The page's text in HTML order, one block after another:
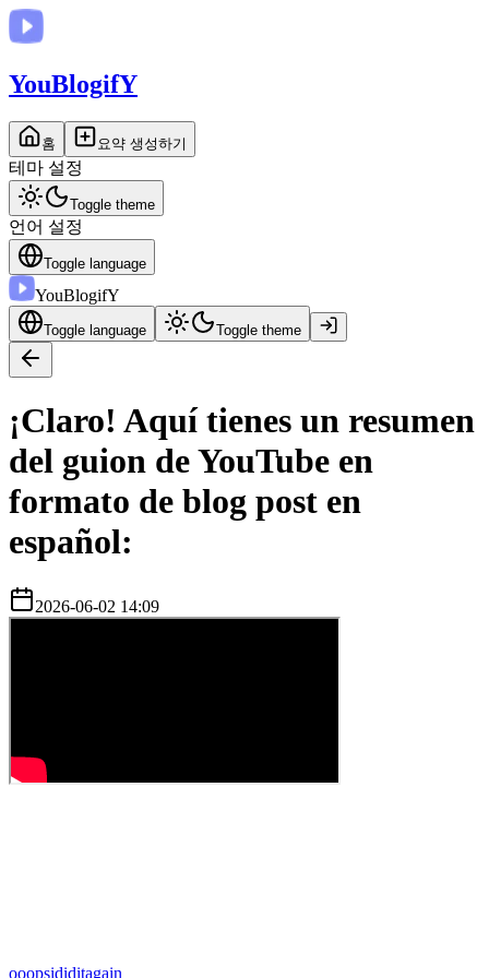
YouBlogifY
홈 요약 생성하기
테마 설정
Toggle theme
언어 설정
Toggle language
YouBlogifY
Toggle language Toggle theme
¡Claro! Aquí tienes un resumen
del guion de YouTube en
formato de blog post en
español:
2026-06-02 14:09
ooopsididitagain